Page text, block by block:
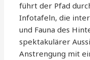
führt der Pfad
Infotafeln, die
und Fauna des
spektakulärer
Anstrengung mit